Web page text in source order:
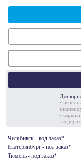
Для
•
•
тендерах
Челябинск - под заказ*
Екатеринбург - под заказ*
Тюмень - под заказ*